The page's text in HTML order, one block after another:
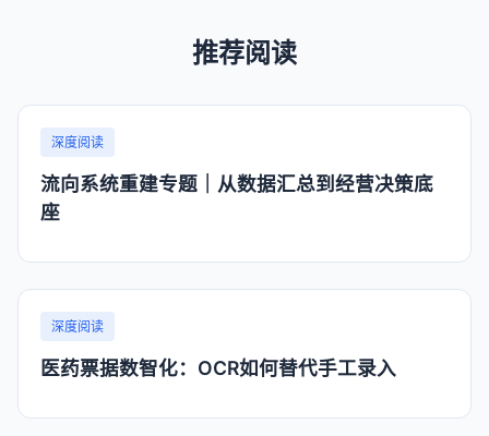
推荐阅读
深度阅读
流向系统重建专题｜从数据汇总到经营决策底
座
深度阅读
医药票据数智化：OCR如何替代手工录入